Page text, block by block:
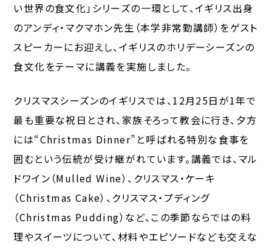
い世界の食文化」シリーズの一環として、イギリス出身
のアンディ・マクマホン先生（本学非常勤講師）をゲスト
スピーカーにお迎えし、イギリスのホリデーシーズンの
食文化をテーマに講義を実施しました。
クリスマスシーズンのイギリスでは、12月25日が1年で
最も重要な祝日とされ、家族そろって教会に行き、夕方
には“Christmas Dinner”と呼ばれる特別な食事を
囲むという伝統が受け継がれています。講義では、マル
ドワイン（Mulled Wine）、クリスマス・ケーキ
（Christmas Cake）、クリスマス・プディング
（Christmas Pudding）など、この季節ならではの料
理やスイーツについて、材料やエピソードなども交えな